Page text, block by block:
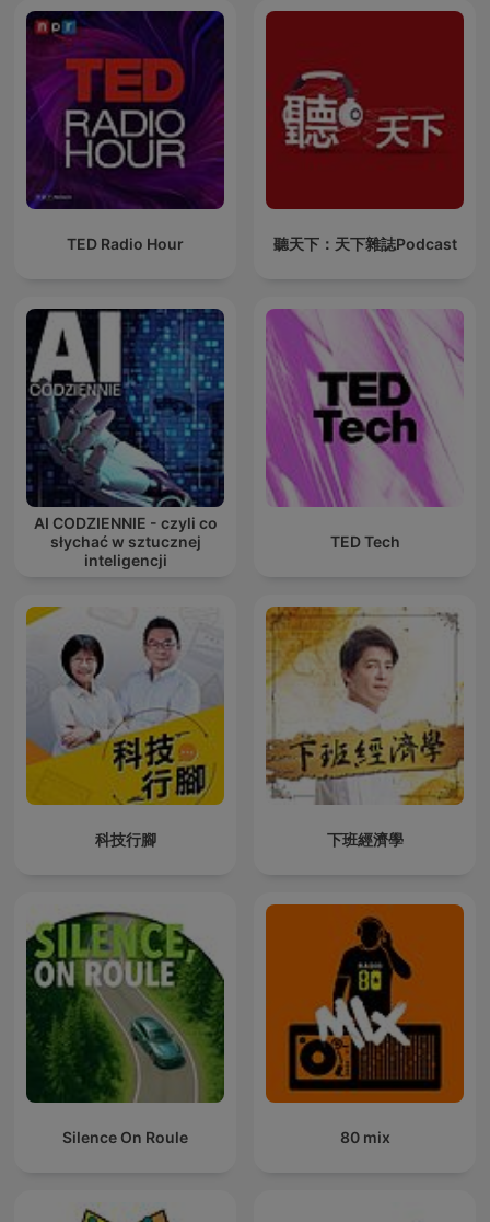
TED Radio Hour 聽天下：天下雜誌Podcast
AI CODZIENNIE - czyli co
słychać w sztucznej
inteligencji
TED Tech
科技行腳 下班經濟學
Silence On Roule 80 mix